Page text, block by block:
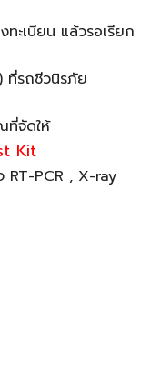
ะเบียน แล้วรอเรียก
ที่รถชีวนิรภัย
ที่จัดให้
Kit
RT-PCR , X-ray